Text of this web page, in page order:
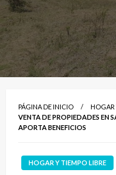
PÁGINA DE INICIO
HOGAR
VENTA DE PROPIEDADES EN
APORTA BENEFICIOS
HOGAR Y TIEMPO LIBRE